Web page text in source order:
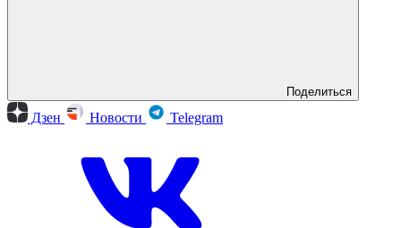
Поделиться
Дзен Новости Telegram